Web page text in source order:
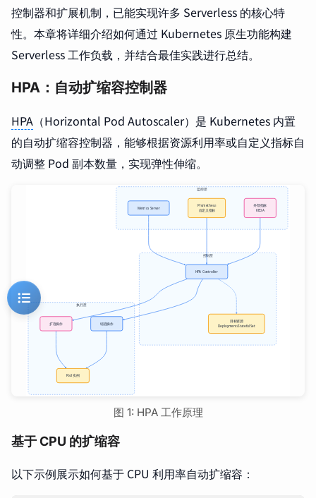
控制器和扩展机制，已能实现许多 Serverless 的核心特
性。本章将详细介绍如何通过 Kubernetes 原生功能构建
Serverless 工作负载，并结合最佳实践进行总结。
HPA：自动扩缩容控制器
HPA （Horizontal Pod Autoscaler）是 Kubernetes 内置
的自动扩缩容控制器，能够根据资源利用率或自定义指标自
动调整 Pod 副本数量，实现弹性伸缩。
图 1: HPA 工作原理
基于 CPU 的扩缩容
以下示例展示如何基于 CPU 利用率自动扩缩容：